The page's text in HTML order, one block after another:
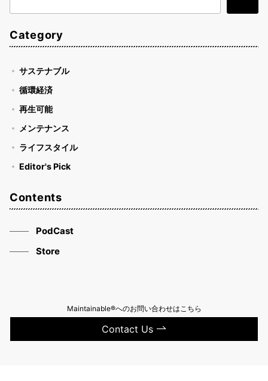
索
Category
サステナブル
循環経済
再生可能
メンテナンス
ライフスタイル
Editor's Pick
Contents
PodCast
Store
Maintainable®へのお問い合わせはこちら
Contact Us